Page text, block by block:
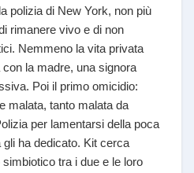
polizia di New York, non più
rimanere vivo e di non
Nemmeno la vita privata
la madre, una signora
Poi il primo omicidio:
malata, tanto malata da
per lamentarsi della poca
ha dedicato. Kit cerca
tra i due e le loro